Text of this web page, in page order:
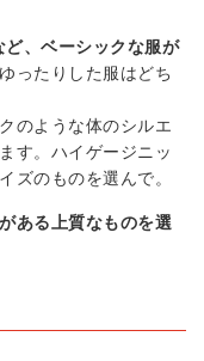
、ベーシックな服が
ったりした服はどち
のような体のシルエ
す。ハイゲージニッ
ズのものを選んで。
ある上質なものを選